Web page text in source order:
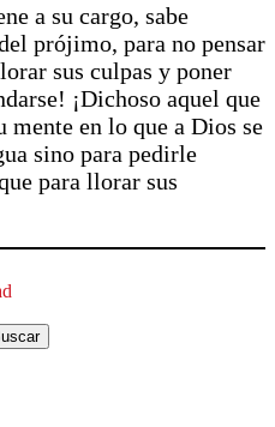
a su cargo, sabe
prójimo, para no pensar
sus culpas y poner
¡Dichoso aquel que
mente en lo que a Dios se
sino para pedirle
para llorar sus